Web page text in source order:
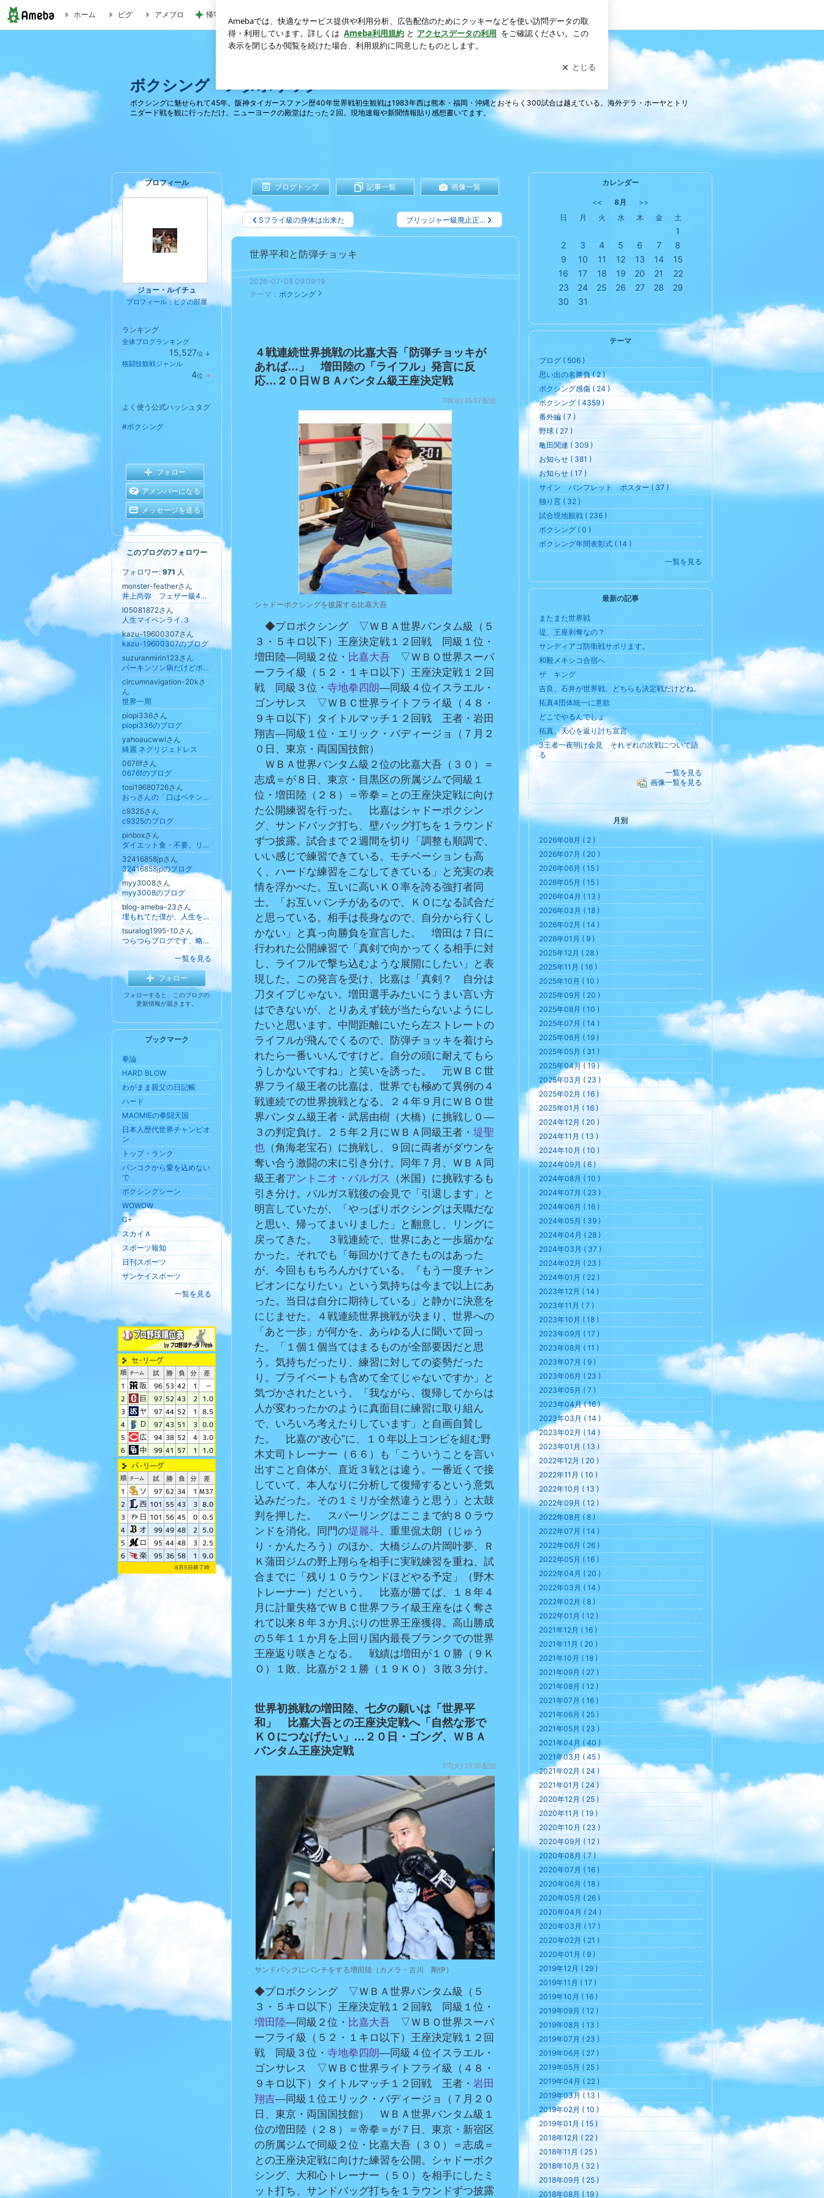
世界平和と防弾チョッキ | ボクシング・メタボリック
ホーム ピグ アメブロ 帰宅後に座った瞬間の寝落ち ログイン
ボクシング・メタボリック
ボクシングに魅せられて45年。阪神タイガースファン歴40年世界戦初生観戦は1983年西は熊本・福岡・沖縄とおそらく300試合は越えている。海外デラ・ホーヤとトリ
ニダード戦を観に行っただけ。ニューヨークの殿堂はたった２回。現地速報や新聞情報貼り感想書いてます。
ブログトップ 記事一覧 画像一覧
Sフライ級の身体は出来た ブリッジャー級廃止正…
世界平和と防弾チョッキ
2026-07-08 09:09:19
テーマ： ボクシング
４戦連続世界挑戦の比嘉大吾「防弾チョッキが
あれば…」 増田陸の「ライフル」発言に反
応…２０日ＷＢＡバンタム級王座決定戦
7/8(水) 15:57配信
シャドーボクシングを披露する比嘉大吾
◆プロボクシング　▽ＷＢＡ世界バンタム級（５
３・５キロ以下）王座決定戦１２回戦　同級１位・
増田陸―同級２位・ 比嘉大吾 ▽ＷＢＯ世界スーパ
ーフライ級（５２・１キロ以下）王座決定戦１２回
戦　同級３位・ 寺地拳四朗―同級４位イスラエル・
ゴンサレス　▽ＷＢＣ世界ライトフライ級（４８・
９キロ以下）タイトルマッチ１２回戦　王者・岩田
翔吉―同級１位・エリック・バディージョ（７月２
０日、東京・両国国技館）
ＷＢＡ世界バンタム級２位の比嘉大吾（３０）＝
志成＝が８日、東京・目黒区の所属ジムで同級１
位・増田陸（２８）＝帝拳＝との王座決定戦に向け
た公開練習を行った。　比嘉はシャドーボクシン
グ、サンドバッグ打ち、壁バッグ打ちを１ラウンド
ずつ披露。試合まで２週間を切り「調整も順調で、
いい感じで練習できている。モチベーションも高
く、ハードな練習をこなしてきている」と充実の表
情を浮かべた。互いに高いＫＯ率を誇る強打者同
士。「お互いパンチがあるので、ＫＯになる試合だ
と思っている。相手は長身なので、自分から行くし
かない」と真っ向勝負を宣言した。　増田は７日に
行われた公開練習で「真剣で向かってくる相手に対
し、ライフルで撃ち込むような展開にしたい」と表
現した。この発言を受け、比嘉は「真剣？　自分は
刀タイプじゃない。増田選手みたいにうまい言い方
はできないが、とりあえず銃が当たらないようにし
たいと思います。中間距離にいたら左ストレートの
ライフルが飛んでくるので、防弾チョッキを着けら
れたら一番いいんですけど。自分の頭に耐えてもら
うしかないですね」と笑いを誘った。　元ＷＢＣ世
界フライ級王者の比嘉は、世界でも極めて異例の４
戦連続での世界挑戦となる。２４年９月にＷＢＯ世
界バンタム級王者・武居由樹（大橋）に挑戦し０―
３の判定負け。２５年２月にＷＢＡ同級王者・ 堤聖
也 （角海老宝石）に挑戦し、９回に両者がダウンを
奪い合う激闘の末に引き分け。同年７月、ＷＢＡ同
級王者アントニオ・バルガス
（米国）に挑戦するも
引き分け。バルガス戦後の会見で「引退します」と
明言していたが、「やっぱりボクシングは天職だな
と思い、帰ってまいりました」と翻意し、リングに
戻ってきた。　３戦連続で、世界にあと一歩届かな
かった。それでも「毎回かけてきたものはあった
が、今回ももちろんかけている。『もう一度チャン
ピオンになりたい』という気持ちは今まで以上にあ
った。当日は自分に期待している」と静かに決意を
にじませた。４戦連続世界挑戦が決まり、世界への
「あと一歩」が何かを、あらゆる人に聞いて回っ
た。「１個１個当てはまるものが全部要因だと思
う。気持ちだったり、練習に対しての姿勢だった
り。プライベートも含めて全てじゃないですか」と
気づかされたという。「我ながら、復帰してからは
人が変わったかのように真面目に練習に取り組ん
で、いろいろ考えたりしています」と自画自賛し
た。　比嘉の“改心”に、１０年以上コンビを組む野
木丈司トレーナー（６６）も「こういうことを言い
出すこと自体が、直近３戦とは違う。一番近くで接
していて、本人なりに分析して復帰するという意気
込みだった。その１ミリが全然違うと思う」と太鼓
判を押した。　スパーリングはここまで約８０ラウ
ンドを消化。同門の堤麗斗、重里侃太朗（じゅう
り・かんたろう）のほか、大橋ジムの片岡叶夢、Ｒ
Ｋ蒲田ジムの野上翔らを相手に実戦練習を重ね、試
合までに「残り１０ラウンドほどやる予定」（野木
トレーナー）だという。　比嘉が勝てば、１８年４
月に計量失格でＷＢＣ世界フライ級王座をはく奪さ
れて以来８年３か月ぶりの世界王座獲得。高山勝成
の５年１１か月を上回り国内最長ブランクでの世界
王座返り咲きとなる。　戦績は増田が１０勝（９Ｋ
Ｏ）１敗、比嘉が２１勝（１９ＫＯ）３敗３分け。
世界初挑戦の増田陸、七夕の願いは「世界平
和」 比嘉大吾との王座決定戦へ「自然な形で
ＫＯにつなげたい」…２０日・ゴング、ＷＢＡ
バンタム王座決定戦
7/7(火) 14:35配信
サンドバッグにパンチをする増田陸（カメラ・古川 剛伊）
◆プロボクシング　▽ＷＢＡ世界バンタム級（５
３・５キロ以下）王座決定戦１２回戦　同級１位・
増田陸―同級２位・ 比嘉大吾 ▽ＷＢＯ世界スーパ
ーフライ級（５２・１キロ以下）王座決定戦１２回
戦　同級３位・ 寺地拳四朗―同級４位イスラエル・
ゴンサレス　▽ＷＢＣ世界ライトフライ級（４８・
９キロ以下）タイトルマッチ１２回戦　王者・ 岩田
翔吉―同級１位エリック・バディージョ（７月２０
日、東京・両国国技館）　ＷＢＡ世界バンタム級１
位の増田陸（２８）＝帝拳＝が７日、東京・新宿区
の所属ジムで同級２位・比嘉大吾（３０）＝志成＝
との王座決定戦に向けた練習を公開。シャドーボク
シング、大和心トレーナー（５０）を相手にしたミ
ット打ち、サンドバッグ打ちを１ラウンドずつ披露
カレンダー
<< 8月
>>
日
月 火 水 木 金 土
1
2
3 4 5 6 7
8
9
10 11 12 13 14
15
16
17 18 19 20 21
22
23
24 25 26 27 28
29
30
31
テーマ
ブログ ( 506 )
思い出の名勝負 ( 2 )
ボクシング感傷 ( 24 )
ボクシング ( 4359 )
番外編 ( 7 )
野球 ( 27 )
亀田関連 ( 309 )
お知らせ ( 381 )
お知らせ ( 17 )
サイン パンフレット ポスター ( 37 )
独り言 ( 32 )
試合現地観戦 ( 236 )
ボクシング ( 0 )
ボクシング年間表彰式 ( 14 )
一覧を見る
最新の記事
またまた世界戦
堤、王座剥奪なの？
サンディアゴ防衛戦サボリます。
和毅メキシコ合宿へ
ザ キング
吉良、石井が世界戦、どちらも決定戦だけどね。
拓真4団体統一に意欲
どこでやるんでしょ
拓真、天心を返り討ち宣言
3王者一夜明け会見 それぞれの次戦について語
る
一覧を見る
画像一覧を見る
月別
2026年08月 ( 2 )
2026年07月 ( 20 )
2026年06月 ( 15 )
2026年05月 ( 15 )
2026年04月 ( 13 )
2026年03月 ( 18 )
2026年02月 ( 14 )
2026年01月 ( 9 )
2025年12月 ( 28 )
2025年11月 ( 16 )
2025年10月 ( 10 )
2025年09月 ( 20 )
2025年08月 ( 10 )
2025年07月 ( 14 )
2025年06月 ( 19 )
2025年05月 ( 31 )
2025年04月 ( 19 )
2025年03月 ( 23 )
2025年02月 ( 16 )
2025年01月 ( 16 )
2024年12月 ( 20 )
2024年11月 ( 13 )
2024年10月 ( 10 )
2024年09月 ( 6 )
2024年08月 ( 10 )
2024年07月 ( 23 )
2024年06月 ( 16 )
2024年05月 ( 39 )
2024年04月 ( 28 )
2024年03月 ( 37 )
2024年02月 ( 23 )
2024年01月 ( 22 )
2023年12月 ( 14 )
2023年11月 ( 7 )
2023年10月 ( 18 )
2023年09月 ( 17 )
2023年08月 ( 11 )
2023年07月 ( 9 )
2023年06月 ( 23 )
2023年05月 ( 7 )
2023年04月 ( 16 )
2023年03月 ( 14 )
2023年02月 ( 14 )
2023年01月 ( 13 )
2022年12月 ( 20 )
2022年11月 ( 10 )
2022年10月 ( 13 )
2022年09月 ( 12 )
2022年08月 ( 8 )
2022年07月 ( 14 )
2022年06月 ( 26 )
2022年05月 ( 16 )
2022年04月 ( 20 )
2022年03月 ( 14 )
2022年02月 ( 8 )
2022年01月 ( 12 )
2021年12月 ( 16 )
2021年11月 ( 20 )
2021年10月 ( 18 )
2021年09月 ( 27 )
2021年08月 ( 12 )
2021年07月 ( 16 )
2021年06月 ( 25 )
2021年05月 ( 23 )
2021年04月 ( 40 )
2021年03月 ( 45 )
2021年02月 ( 24 )
2021年01月 ( 24 )
2020年12月 ( 25 )
2020年11月 ( 19 )
2020年10月 ( 23 )
2020年09月 ( 12 )
2020年08月 ( 7 )
2020年07月 ( 16 )
2020年06月 ( 18 )
2020年05月 ( 26 )
2020年04月 ( 24 )
2020年03月 ( 17 )
2020年02月 ( 21 )
2020年01月 ( 9 )
2019年12月 ( 29 )
2019年11月 ( 17 )
2019年10月 ( 16 )
2019年09月 ( 12 )
2019年08月 ( 13 )
2019年07月 ( 23 )
2019年06月 ( 27 )
2019年05月 ( 25 )
2019年04月 ( 22 )
2019年03月 ( 13 )
2019年02月 ( 10 )
2019年01月 ( 15 )
2018年12月 ( 22 )
2018年11月 ( 25 )
2018年10月 ( 32 )
2018年09月 ( 25 )
2018年08月 ( 19 )
プロフィール
ジョー・ルイチュ
プロフィール｜ピグの部屋
ランキング
全体ブログランキング
15,527位 ↓
格闘技観戦ジャンル
4位 →
よく使う公式ハッシュタグ
#ボクシング
フォロー
アメンバーになる
メッセージを送る
このブログのフォロワー
フォロワー: 971 人
monster-featherさん
井上尚弥 フェザー級4団体統一王者への道
l05081872さん
人生マイペンライ.３
kazu-19600307さん
kazu-19600307のブログ
suzuranmirin123さん
パーキンソン病だけどポジティブに！
circumnavigation-20kさ
ん
世界一周
piopi336さん
piopi336のブログ
yahoaucwwlさん
綺麗 ネグリジェドレス
0676fさん
0676fのブログ
tosi19680726さん
おっさんの「口はペテン師 心は詐欺師」
c9325さん
c9325のブログ
pinboxさん
ダイエット食・不要。リバウンドしない身体の絞込み
32416858jpさん
32416858jpのブログ
myy3008さん
myy3008のブログ
blog-ameba-23さん
埋もれてた僕が、人生を見直した話。
tsuralog1995-10さん
つらつらブログです、略してつらログ
一覧を見る
フォロー
フォローすると、このブログの
更新情報が届きます。
ブックマーク
拳論
HARD BLOW
わがまま親父の日記帳
ハード
MAOMIEの拳闘天国
日本人歴代世界チャンピオ
ン
トップ・ランク
バンコクから愛を込めない
で
ボクシングシーン
WOWOW
G+
スカイＡ
スポーツ報知
日刊スポーツ
サンケイスポーツ
一覧を見る